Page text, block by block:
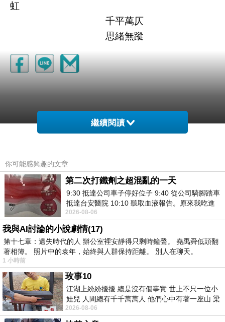
虹
千平萬仄
思緒無蹤
樂樂
2008-01-03 11:55:18
要愛就要冒險
祝天下有情人終成眷屬^^
版主回應
閣下很勇敢唷~
跟樓上的回文一樣
2008-01-03 19:08:05
斷雲
2008-01-03 10:43:00
繼續閱讀
你可能感興趣的文章
第二次打鐵劑之超混亂的一天
9:30 抵達公司車子停好位子 9:40 從公司騎腳踏車
抵達台安醫院 10:10 聽取血液報告。原來我吃進
去的 B12 彌可保並非沒有吸收而是超
2026-08-06
我與AI討論的小說劇情(17)
第十七章：遺失時代的人 辦公室裡安靜得只剩時鐘聲。 堯禹舜低頭翻
著相簿。 照片中的袁年，始終與人群保持距離。 別人在聊天。
1 小時前
玫事10
江湖上紛紛擾擾 總是沒有個事實 世上不只一位小
娃兒 人間總有千千萬萬人 他們心中有著一座山 梁
山佛山泰華衡恆嵩 一山之高
2026-08-06